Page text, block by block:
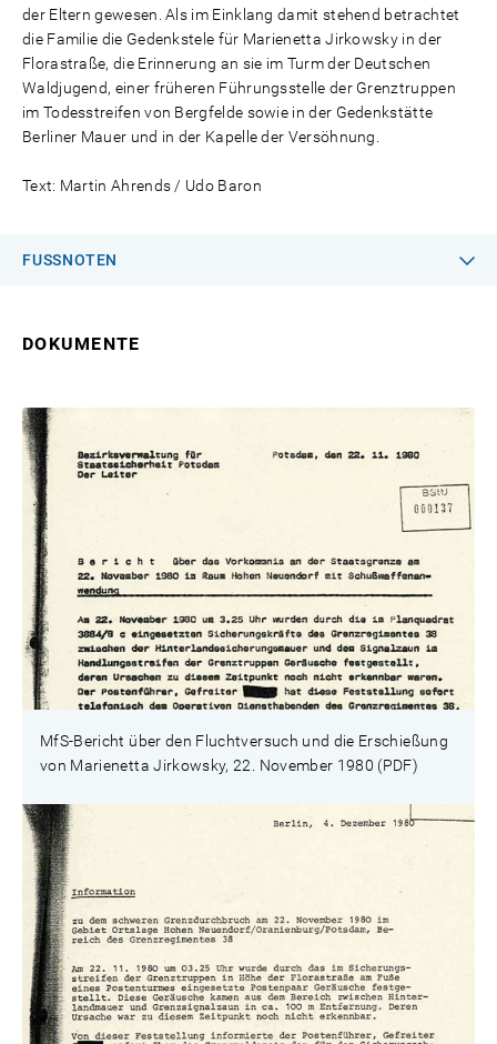
der Eltern gewesen. Als im Einklang damit stehend betrachtet
die Familie die Gedenkstele für Marienetta Jirkowsky in der
Florastraße, die Erinnerung an sie im Turm der Deutschen
Waldjugend, einer früheren Führungsstelle der Grenztruppen
im Todesstreifen von Bergfelde sowie in der Gedenkstätte
Berliner Mauer und in der Kapelle der Versöhnung.
Text: Martin Ahrends / Udo Baron
FUSSNOTEN
DOKUMENTE
MfS-Bericht über den Fluchtversuch und die Erschießung
von Marienetta Jirkowsky, 22. November 1980 (PDF)